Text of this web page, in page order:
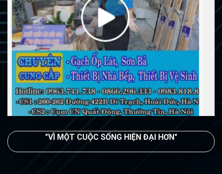
"VÌ MỘT CUỘC SỐNG HIỆN ĐẠI HƠN"